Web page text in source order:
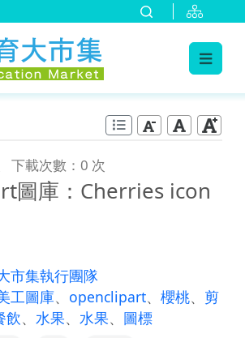
下載次數：0 次
圖庫：Cherries icon
市集執行團隊
工圖庫、 openclipart、 櫻桃、 剪
飲、 水果、 水果、 圖標